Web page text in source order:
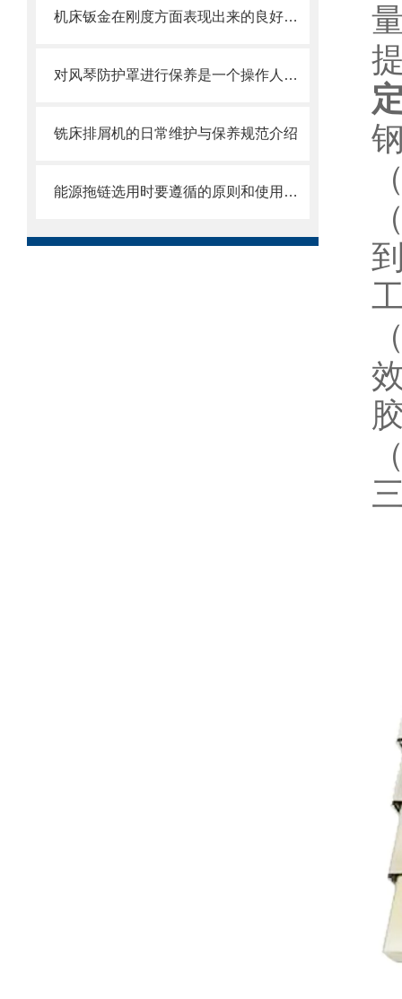
机床钣金在刚度方面表现出来的良好特性
对风琴防护罩进行保养是一个操作人员必须具备的技能
铣床排屑机的日常维护与保养规范介绍
能源拖链选用时要遵循的原则和使用时需注意的事项